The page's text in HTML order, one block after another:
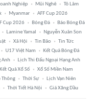
Nghiệp Mũi Nghê
Tô Lâm
Myanmar
AFF Cup 2026
Cup 2026 Bóng Đá
Báo Bóng Đá
Lamine Yamal
Nguyễn Xuân Son
Xã Hội Tin Bão
Tin Tức
U17 Việt Nam
Kết Quả Bóng Đá
Anh
Lịch Thi Đấu Ngoại Hạng Anh
Kết Quả Xổ Số
Xổ Số Miền Nam
Thông Thời Sự
Lịch Vạn Niên
Thời Tiết Hà Nội Giá Xăng Dầu